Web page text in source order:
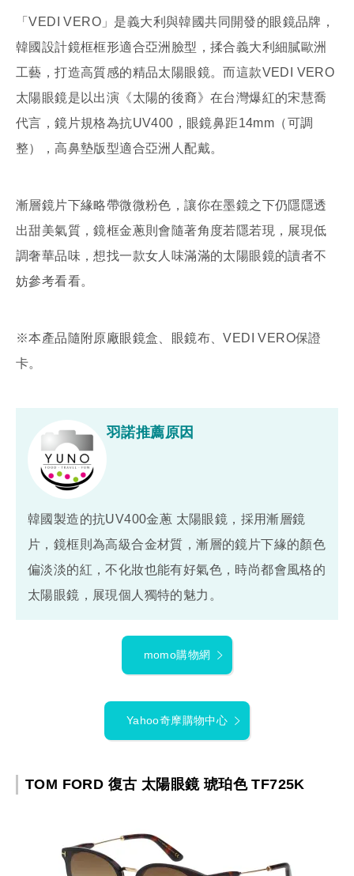
「VEDI VERO」是義大利與韓國共同開發的眼鏡品牌，
韓國設計鏡框框形適合亞洲臉型，揉合義大利細膩歐洲
工藝，打造高質感的精品太陽眼鏡。而這款VEDI VERO
太陽眼鏡是以出演《太陽的後裔》在台灣爆紅的宋慧喬
代言，鏡片規格為抗UV400，眼鏡鼻距14mm（可調
整），高鼻墊版型適合亞洲人配戴。
漸層鏡片下緣略帶微微粉色，讓你在墨鏡之下仍隱隱透
出甜美氣質，鏡框金蔥則會隨著角度若隱若現，展現低
調奢華品味，想找一款女人味滿滿的太陽眼鏡的讀者不
妨參考看看。
※本產品隨附原廠眼鏡盒、眼鏡布、VEDI VERO保證
卡。
羽諾推薦原因
韓國製造的抗UV400金蔥 太陽眼鏡，採用漸層鏡
片，鏡框則為高級合金材質，漸層的鏡片下緣的顏色
偏淡淡的紅，不化妝也能有好氣色，時尚都會風格的
太陽眼鏡，展現個人獨特的魅力。
momo購物網
Yahoo奇摩購物中心
TOM FORD 復古 太陽眼鏡 琥珀色 TF725K